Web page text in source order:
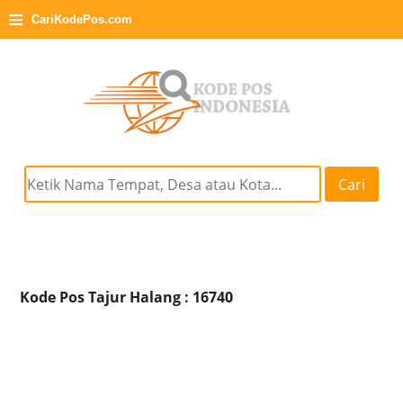
≡ CariKodePos.com
Cari
Kode Pos Tajur Halang : 16740